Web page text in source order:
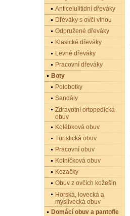
Anticelulitidní dřeváky
Dřeváky s ovčí vlnou
Odpružené dřeváky
Klasické dřeváky
Levné dřeváky
Pracovní dřeváky
Boty
Polobotky
Sandály
Zdravotní ortopedická
obuv
Kolébková obuv
Turistická obuv
Pracovní obuv
Kotníčková obuv
Kozačky
Obuv z ovčích kožešin
Horská, lovecká a
myslivecká obuv
Domácí obuv a pantofle